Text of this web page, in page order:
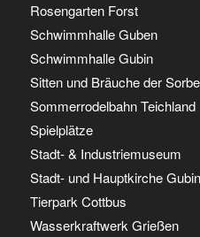
Rosengarten Forst
Schwimmhalle Guben
Schwimmhalle Gubin
Sitten und Bräuche der
Sommerrodelbahn Teichland
Spielplätze
Stadt- & Industriemuseum
Stadt- und Hauptkirche Gubin
Tierpark Cottbus
Wasserkraftwerk Grießen